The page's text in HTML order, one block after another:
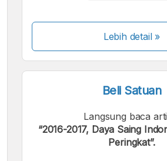
Lebih detail »
Beli Satuan
Langsung baca
“2016-2017, Daya Saing
Peringkat”.
Kami menerima